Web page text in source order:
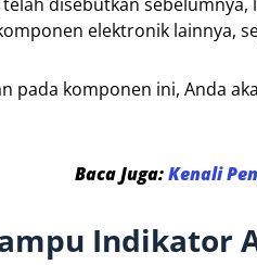
elektronik lainnya,
pada komponen ini, Anda
Baca Juga:Kenali
Indikator